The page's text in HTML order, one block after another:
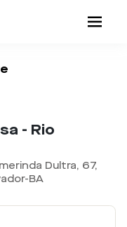
- Rio
Dultra, 67,
BA